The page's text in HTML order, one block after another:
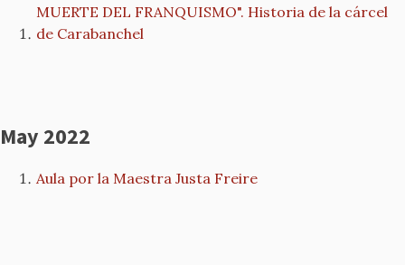
MUERTE DEL FRANQUISMO". Historia de la cárcel
de Carabanchel
May 2022
Aula por la Maestra Justa Freire